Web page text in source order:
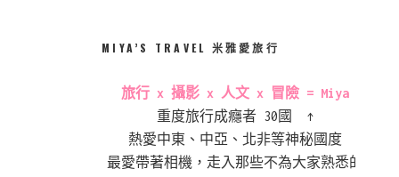
MIYA’S TRAVEL 米雅愛旅行
旅行 x 攝影 x 人文 x 冒險 = Miya
重度旅行成癮者 30國 ↑
熱愛中東、中亞、北非等神秘國度
最愛帶著相機，走入那些不為大家熟悉的